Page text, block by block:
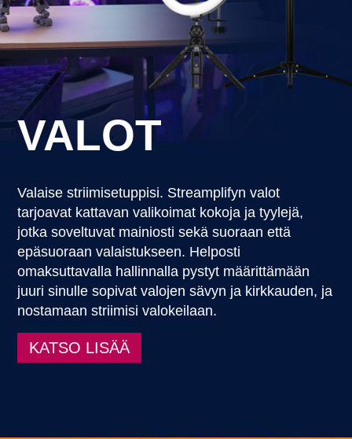
VALOT
Valaise striimisetuppisi. Streamplifyn valot
tarjoavat kattavan valikoimat kokoja ja tyylejä,
jotka soveltuvat mainiosti sekä suoraan että
epäsuoraan valaistukseen. Helposti
omaksuttavalla hallinnalla pystyt määrittämään
juuri sinulle sopivat valojen sävyn ja kirkkauden, ja
nostamaan striimisi valokeilaan.
KATSO LISÄÄ